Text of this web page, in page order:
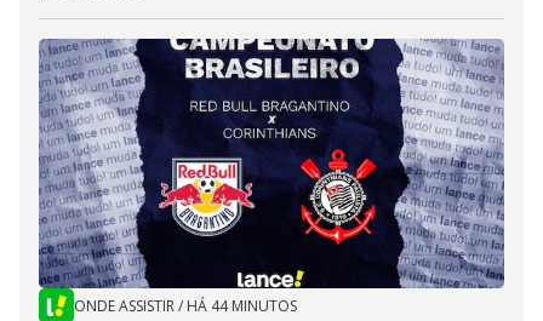
ONDE ASSISTIR/ HÁ 44 MINUTOS